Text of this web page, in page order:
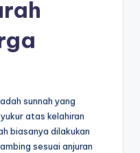
sunnah yang
atas kelahiran
biasanya dilakukan
sesuai anjuran